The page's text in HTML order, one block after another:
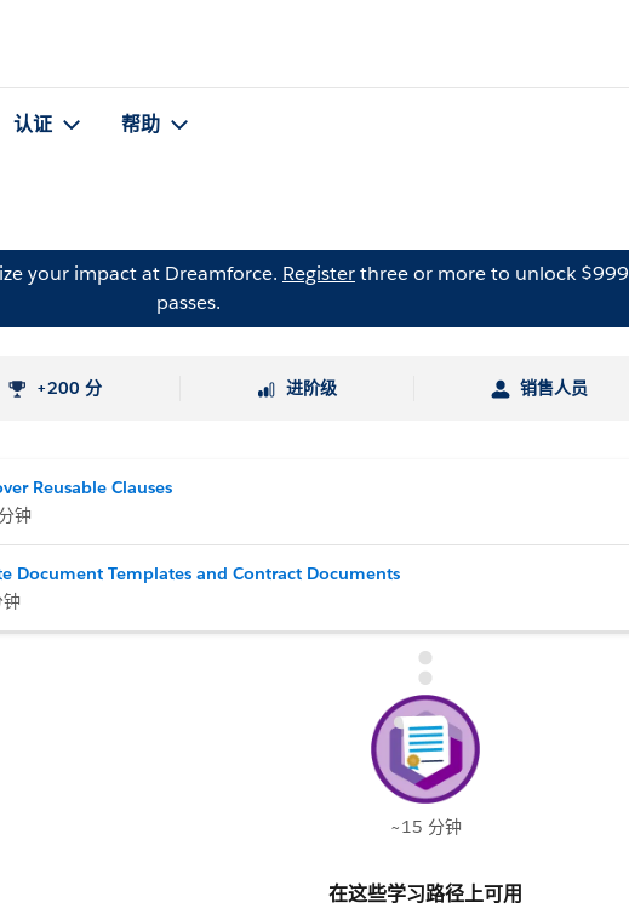
认证 帮助
your impact at Dreamforce. Registerthree or more to unlock $999
passes.
+200 分 进阶级 销售人员
Reusable Clauses
钟
Document Templates and Contract Documents
~15 分钟
在这些学习路径上可用